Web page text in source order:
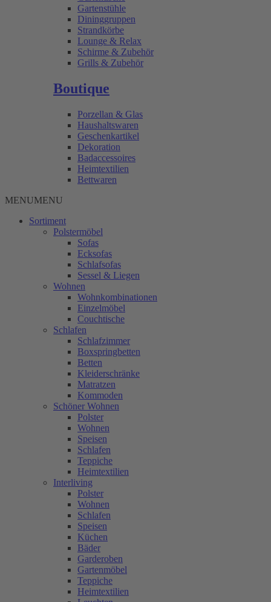
Gartenstühle
Dininggruppen
Strandkörbe
Lounge & Relax
Schirme & Zubehör
Grills & Zubehör
Boutique
Porzellan & Glas
Haushaltswaren
Geschenkartikel
Dekoration
Badaccessoires
Heimtextilien
Bettwaren
MENUMENU
Sortiment
Polstermöbel
Sofas
Ecksofas
Schlafsofas
Sessel & Liegen
Wohnen
Wohnkombinationen
Einzelmöbel
Couchtische
Schlafen
Schlafzimmer
Boxspringbetten
Betten
Kleiderschränke
Matratzen
Kommoden
Schöner Wohnen
Polster
Wohnen
Speisen
Schlafen
Teppiche
Heimtextilien
Interliving
Polster
Wohnen
Schlafen
Speisen
Küchen
Bäder
Garderoben
Gartenmöbel
Teppiche
Heimtextilien